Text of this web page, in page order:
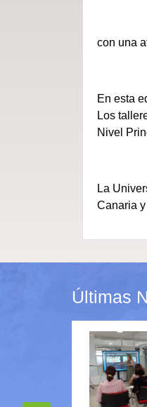
con una
En esta
Los
Nivel
La
Canaria
Últimas